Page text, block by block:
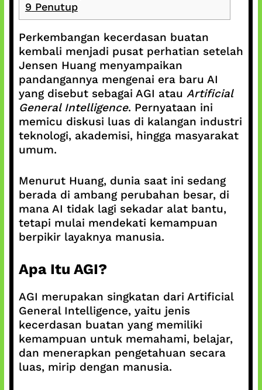
9 Penutup
Perkembangan kecerdasan buatan
kembali menjadi pusat perhatian setelah
Jensen Huang menyampaikan
pandangannya mengenai era baru AI
yang disebut sebagai AGI atau Artificial
General Intelligence. Pernyataan ini
memicu diskusi luas di kalangan industri
teknologi, akademisi, hingga masyarakat
umum.
Menurut Huang, dunia saat ini sedang
berada di ambang perubahan besar, di
mana AI tidak lagi sekadar alat bantu,
tetapi mulai mendekati kemampuan
berpikir layaknya manusia.
Apa Itu AGI?
AGI merupakan singkatan dari Artificial
General Intelligence, yaitu jenis
kecerdasan buatan yang memiliki
kemampuan untuk memahami, belajar,
dan menerapkan pengetahuan secara
luas, mirip dengan manusia.